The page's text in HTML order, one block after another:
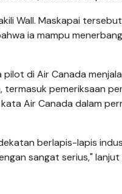
Wall. Maskapai
ia mampu
di Air Canada
pemeriksaan
Air Canada dalam
berlapis-lapis
sangat serius,"